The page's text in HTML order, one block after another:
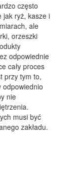
często
jak ryż, kasze i
ale
orzeszki
odpowiednie
cały proces
przy tym to,
odpowiednio
nie
musi być
zakładu.